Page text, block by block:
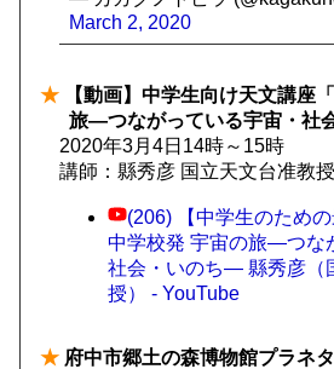
March 2, 2020
★ 【動画】中学生向け天文講座
旅—つながっている宇宙・社
2020年3月4日14時～15時
講師：縣秀彦 国立天文台准教授
(206) 【中学生のための
中学校発 宇宙の旅—つな
社会・いのち— 縣秀彦（
授） - YouTube
★ 府中市郷土の森博物館プラネ